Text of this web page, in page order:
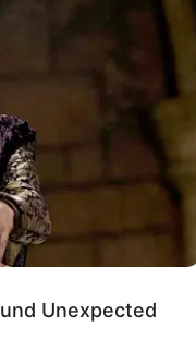
tudták megmenteni
miután egy
született, de
amelynek költsége
vészhelyzet
során kapott
Unexpected